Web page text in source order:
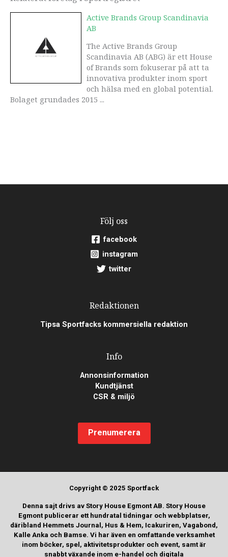
Active Brands Group Scandinavia
AB
The Active Brands Group
Scandinavia AB (ABG) är ett House
of Brands som fokuserar på att ta
innovativa produkter inom sport
och hälsa med en global potential.
Bolaget grundades 2015 ...
Följ oss
facebook
instagram
twitter
Redaktionen
Tipsa Sportfacks kommersiella redaktion
Info
Annonsinformation
Kundtjänst
CSR & miljö
Prenumerera
Copyright © 2025 Sportfack
Denna sajt drivs av Story House Egmont AB. Story House
Egmont publicerar ett hundratal tidningar och webbplatser,
däribland Hemmets Journal, Hus & Hem, Icakuriren, Vagabond,
Kalle Anka och Bamse. Vi har även en omfattande verksamhet
inom böcker, spel, aktivitetsprodukter och event, samt är
snabbt växande inom e-handel och digitala